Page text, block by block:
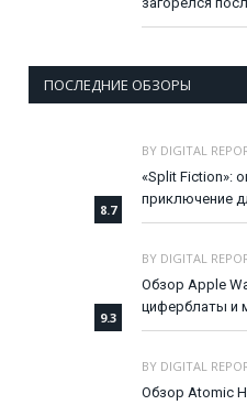
ПОСЛЕДНИЕ ОБЗОРЫ
8.7
BY DIGITAL
«Split Fiction»:
приключение
9.3
BY DIGITAL
Обзор Apple
циферблаты и
BY DIGITAL
Обзор Atomic